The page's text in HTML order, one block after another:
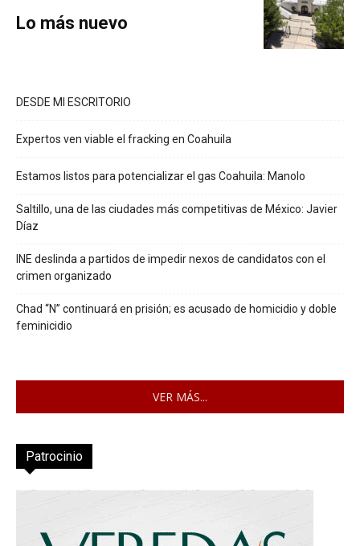
Lo más nuevo
DESDE MI ESCRITORIO
Expertos ven viable el fracking en Coahuila
Estamos listos para potencializar el gas Coahuila: Manolo
Saltillo, una de las ciudades más competitivas de México: Javier
Díaz
INE deslinda a partidos de impedir nexos de candidatos con el
crimen organizado
Chad “N” continuará en prisión; es acusado de homicidio y doble
feminicidio
VER MÁS...
Patrocinio